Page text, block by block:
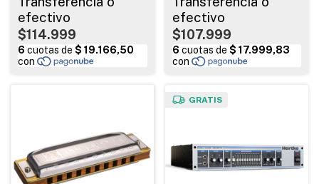
$114.999 $107.999
GRATIS